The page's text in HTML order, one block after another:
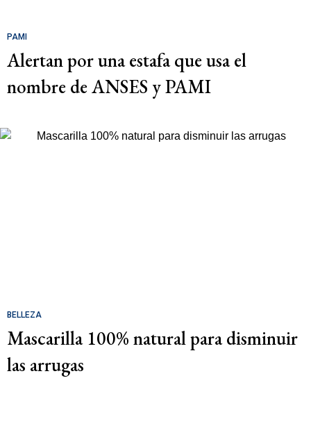
PAMI
Alertan por una estafa que usa el
nombre de ANSES y PAMI
BELLEZA
Mascarilla 100% natural para disminuir
las arrugas